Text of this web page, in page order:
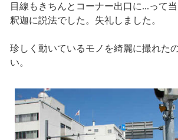
目線もきちんとコーナー出口に...って当
釈迦に説法でした。失礼しました。
珍しく動いているモノを綺麗に撮れた
い。